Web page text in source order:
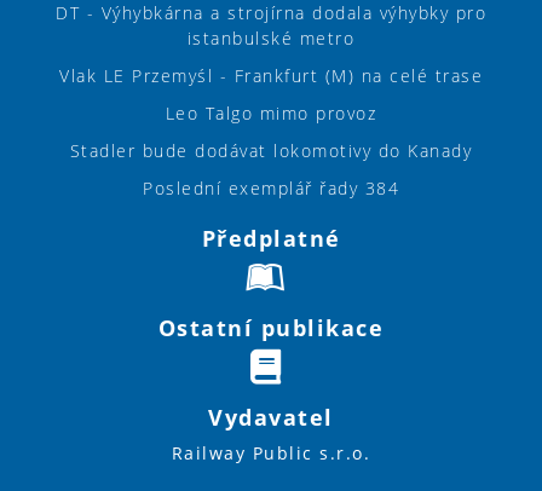
DT - Výhybkárna a strojírna dodala výhybky pro
istanbulské metro
Vlak LE Przemyśl - Frankfurt (M) na celé trase
Leo Talgo mimo provoz
Stadler bude dodávat lokomotivy do Kanady
Poslední exemplář řady 384
Předplatné
Ostatní publikace
Vydavatel
Railway Public s.r.o.